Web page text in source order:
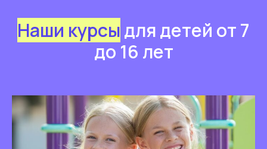
Наши курсыдля детей от 7
до 16 лет